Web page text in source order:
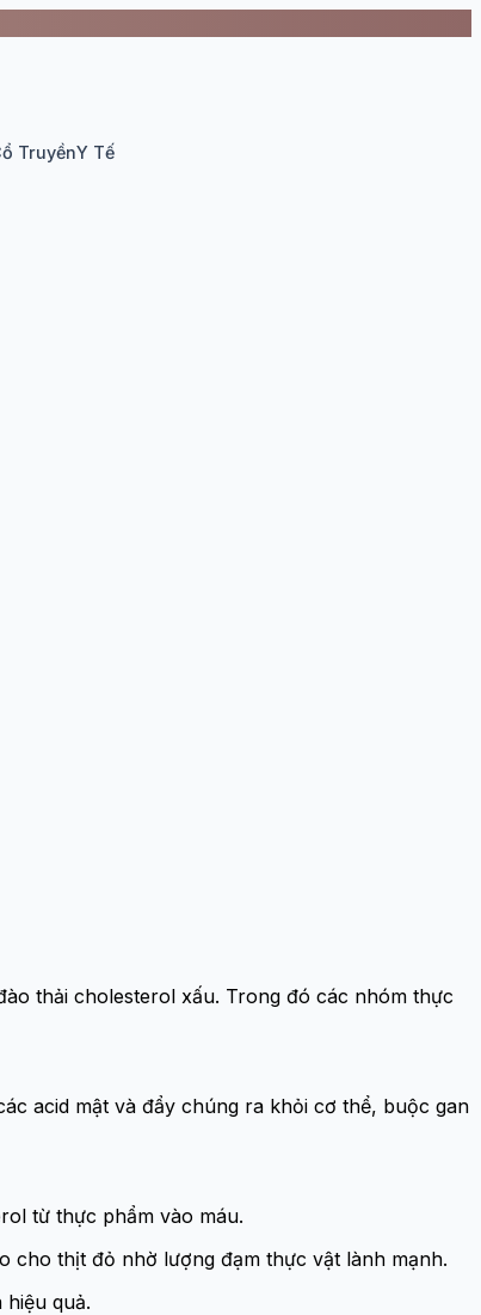
TruyềnY Tế
thải cholesterol xấu. Trong đó các nhóm thực
acid mật và đẩy chúng ra khỏi cơ thể, buộc gan
từ thực phẩm vào máu.
cho thịt đỏ nhờ lượng đạm thực vật lành mạnh.
quả.